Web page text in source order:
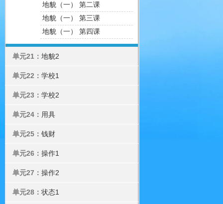
地貌（一） 第二课
地貌（一） 第三课
地貌（一） 第四课
单元21： 地貌2
单元22： 学校1
单元23： 学校2
单元24： 用具
单元25： 钱财
单元26： 操作1
单元27： 操作2
单元28： 状态1